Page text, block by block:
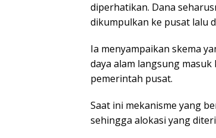
diperhatikan. Dana
dikumpulkan ke pusat lalu
Ia menyampaikan skema
daya alam langsung
pemerintah pusat.
Saat ini mekanisme yang
sehingga alokasi yang